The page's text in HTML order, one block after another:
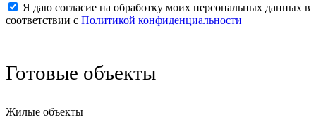
Я даю согласие на обработку моих персональных данных в
соответствии с Политикой конфиденциальности
Готовые объекты
Жилые объекты